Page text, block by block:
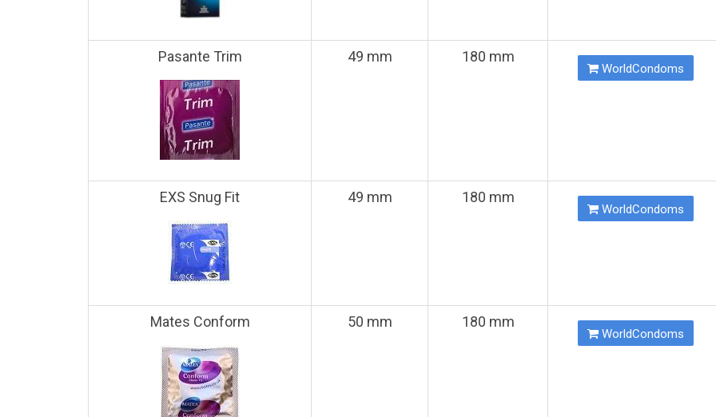
Pasante Trim 49 mm 180 mm
WorldCondoms
EXS Snug Fit 49 mm 180 mm
WorldCondoms
Mates Conform 50 mm 180 mm
WorldCondoms